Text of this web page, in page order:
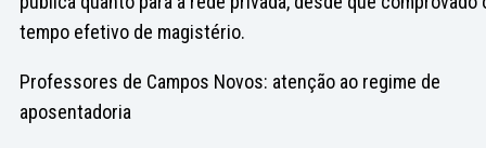
tempo efetivo de magistério.
Professores de Campos Novos: atenção ao regime de
aposentadoria